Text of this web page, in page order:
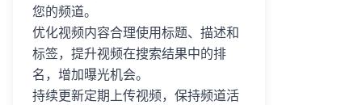
您的频道。
优化视频内容合理使用标题、描述和
标签，提升视频在搜索结果中的排
名，增加曝光机会。
持续更新定期上传视频，保持频道活